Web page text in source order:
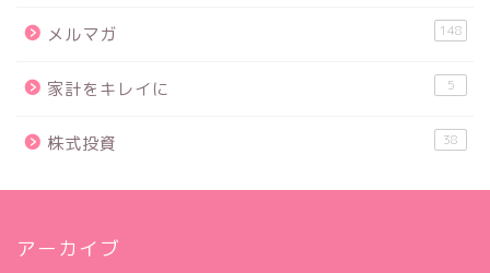
メルマガ 148
家計をキレイに 5
株式投資 38
アーカイブ